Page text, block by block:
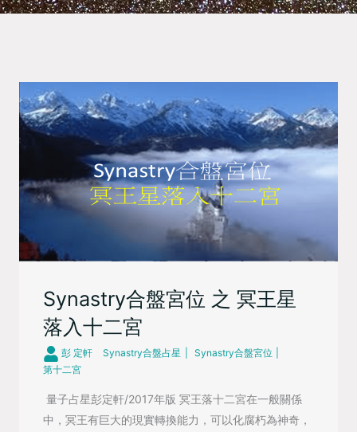
Synastry合盤宮位 之 冥王星
落入十二宮
彭 定軒 Synastry合盤占星
Synastry合盤宮位
第十二宮
量子占星彭定軒/2017年版 冥王落十二宮在一般關係
中，冥王有巨大的現實轉換能力，可以化腐朽為神奇，